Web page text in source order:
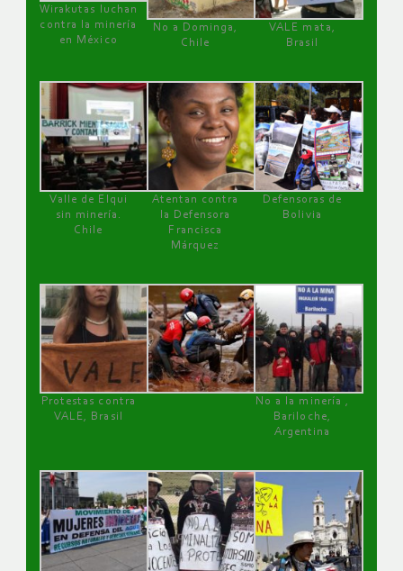
Wirakutas luchan
contra la minería
en México
No a Dominga,
Chile
VALE mata,
Brasil
Valle de Elqui
sin minería.
Chile
Atentan contra
la Defensora
Francisca
Márquez
Defensoras de
Bolivia
Protestas contra
VALE, Brasil
No a la minería ,
Bariloche,
Argentina